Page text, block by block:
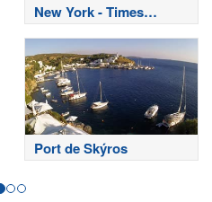
New York - Times
Square
Port de Skýros